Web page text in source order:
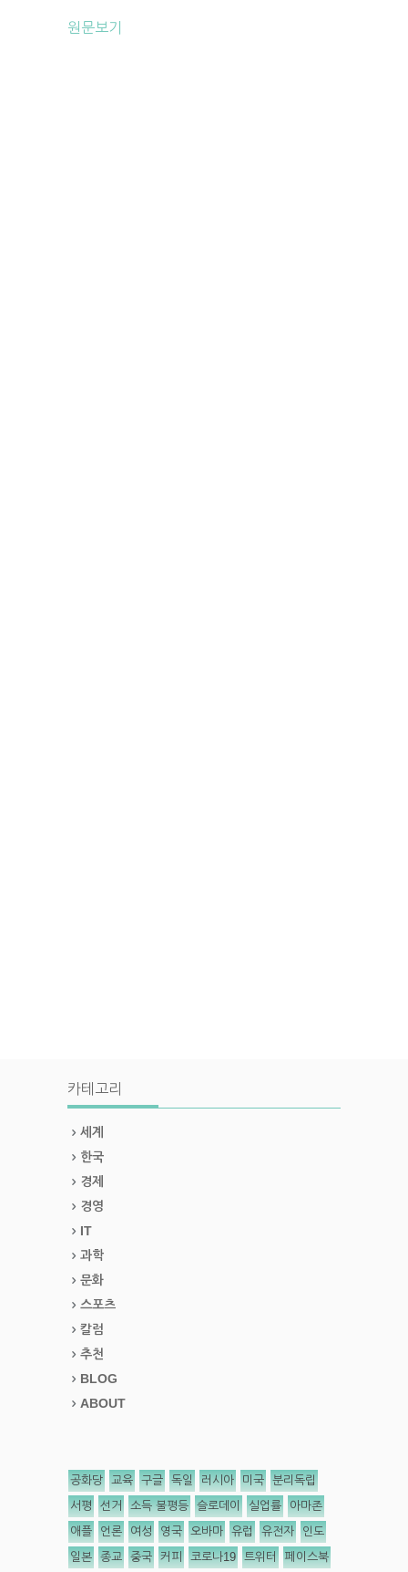
원문보기
카테고리
세계
한국
경제
경영
IT
과학
문화
스포츠
칼럼
추천
BLOG
ABOUT
공화당 교육 구글 독일 러시아 미국 분리독립
서평 선거 소득 불평등 슬로데이 실업률 아마존
애플 언론 여성 영국 오바마 유럽 유전자 인도
일본 종교 중국 커피 코로나19 트위터 페이스북